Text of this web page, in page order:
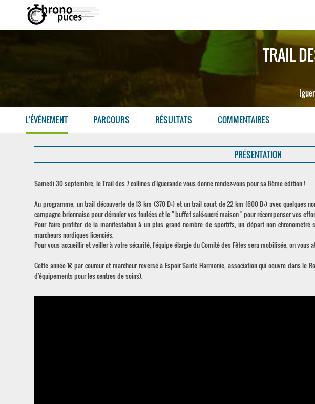
TRAIL
L'ÉVÉNEMENT PARCOURS RÉSULTATS COMMENTAIRES
PRÉSENTATION
Samedi 30 septembre, le Trail des 7 collines d'Iguerande vous donne rendez-vous pour sa 8ème édition !
Au programme, un trail découverte de 13 km (370 D+) et un trail court de 22 km (600 D+) avec quelques
campagne brionnaise pour dérouler vos foulées et le " buffet salé-sucré maison " pour récompenser vos
Pour faire profiter de la manifestation à un plus grand nombre de sportifs, un départ non
marcheurs nordiques licenciés.
Pour vous accueillir et veiller à votre sécurité, l'équipe élargie du Comité des Fêtes sera mobilisée, on vous
Cette année 1€ par coureur et marcheur reversé à Espoir Santé Harmonie, association qui oeuvre dans le
d'équipements pour les centres de soins).